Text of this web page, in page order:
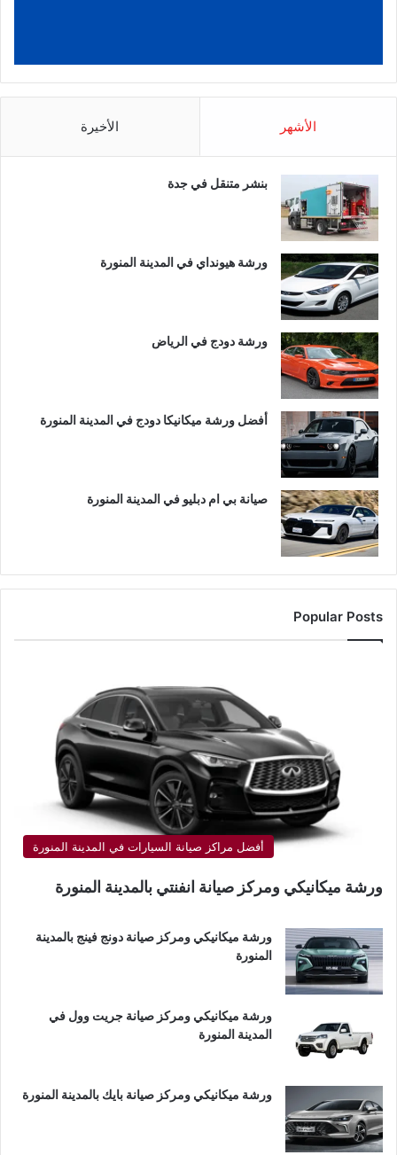
الأشهر الأخيرة
بنشر متنقل في جدة
ورشة هيونداي في المدينة المنورة
ورشة دودج في الرياض
أفضل ورشة ميكانيكا دودج في المدينة المنورة
صيانة بي ام دبليو في المدينة المنورة
Popular Posts
أفضل مراكز صيانة السيارات في المدينة المنورة
ورشة ميكانيكي ومركز صيانة انفنتي بالمدينة المنورة
ورشة ميكانيكي ومركز صيانة دونج فينج بالمدينة
المنورة
ورشة ميكانيكي ومركز صيانة جريت وول في
المدينة المنورة
ورشة ميكانيكي ومركز صيانة بايك بالمدينة المنورة